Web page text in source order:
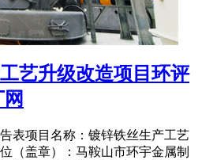
艺升级改造项目环评
表项目名称：镀锌铁丝生产工艺
（盖章）：马鞍山市环宇金属制